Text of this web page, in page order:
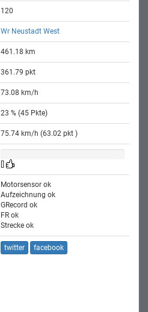
120
Wr Neustadt West
461.18 km
361.79 pkt
73.08 km/h
23 % (45 Pkte)
75.74 km/h (63.02 pkt )
Motorsensor ok
Aufzeichnung ok
GRecord ok
FR ok
Strecke ok
twitter facebook